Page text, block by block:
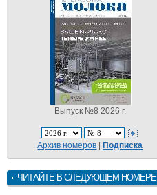
Выпуск №8 2026 г.
Архив номеров |Подписка
ЧИТАЙТЕ В СЛЕДУЮЩЕМ НОМЕРЕ